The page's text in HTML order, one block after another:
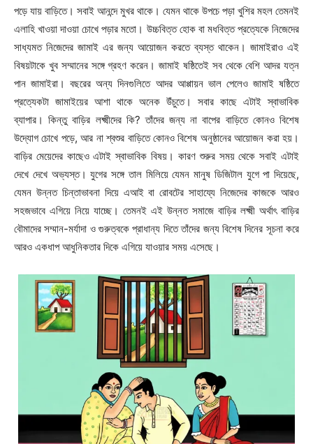
পড়ে যায় বাড়িতে। সবাই আনন্দে মুখর থাকে। যেমন থাকে উপচে পড়া খুশির মহল তেমনই
এলাহি খাওয়া দাওয়া চোখে পড়ার মতো। উচ্চবিত্ত হোক বা মধবিত্ত প্রত্যেকে নিজেদের
সাধ্যমত নিজেদের জামাই এর জন্য আয়োজন করতে ব্যস্ত থাকেন। জামাইরাও এই
বিষয়টাকে খুব সম্মানের সঙ্গে গ্রহণ করেন। জামাই ষষ্ঠিতেই সব থেকে বেশি আদর যত্ন
পান জামাইরা। বছরের অন্য দিনগুলিতে আদর আপ্পায়ন ভাল পেলেও জামাই ষষ্ঠিতে
প্রত্যেকটা জামাইয়ের আশা থাকে অনেক উঁচুতে। সবার কাছে এটাই স্বাভাবিক
ব্যাপার। কিন্তু বাড়ির লক্ষ্মীদের কি? তাঁদের জন্য না বাপের বাড়িতে কোনও বিশেষ
উদ্যোগ চোখে পড়ে, আর না শ্বশুর বাড়িতে কোনও বিশেষ অনুষ্ঠানের আয়োজন করা হয়।
বাড়ির মেয়েদের কাছেও এটাই স্বাভাবিক বিষয়। কারণ শুরুর সময় থেকে সবাই এটাই
দেখে দেখে অভ্যস্ত। যুগের সঙ্গে তাল মিলিয়ে যেমন মানুষ ডিজিটাল যুগে পা দিয়েছে,
যেমন উন্নত চিন্তাভাবনা দিয়ে এআই বা রোবটের সাহায্যে নিজেদের কাজকে আরও
সহজভাবে এগিয়ে নিয়ে যাচ্ছে। তেমনই এই উন্নত সমাজে বাড়ির লক্ষ্মী অর্থাৎ বাড়ির
বৌমাদের সম্মান-মর্যাদা ও গুরুত্বকে প্রাধান্য দিতে তাঁদের জন্য বিশেষ দিনের সূচনা করে
আরও একধাপ আধুনিকতার দিকে এগিয়ে যাওয়ার সময় এসেছে।